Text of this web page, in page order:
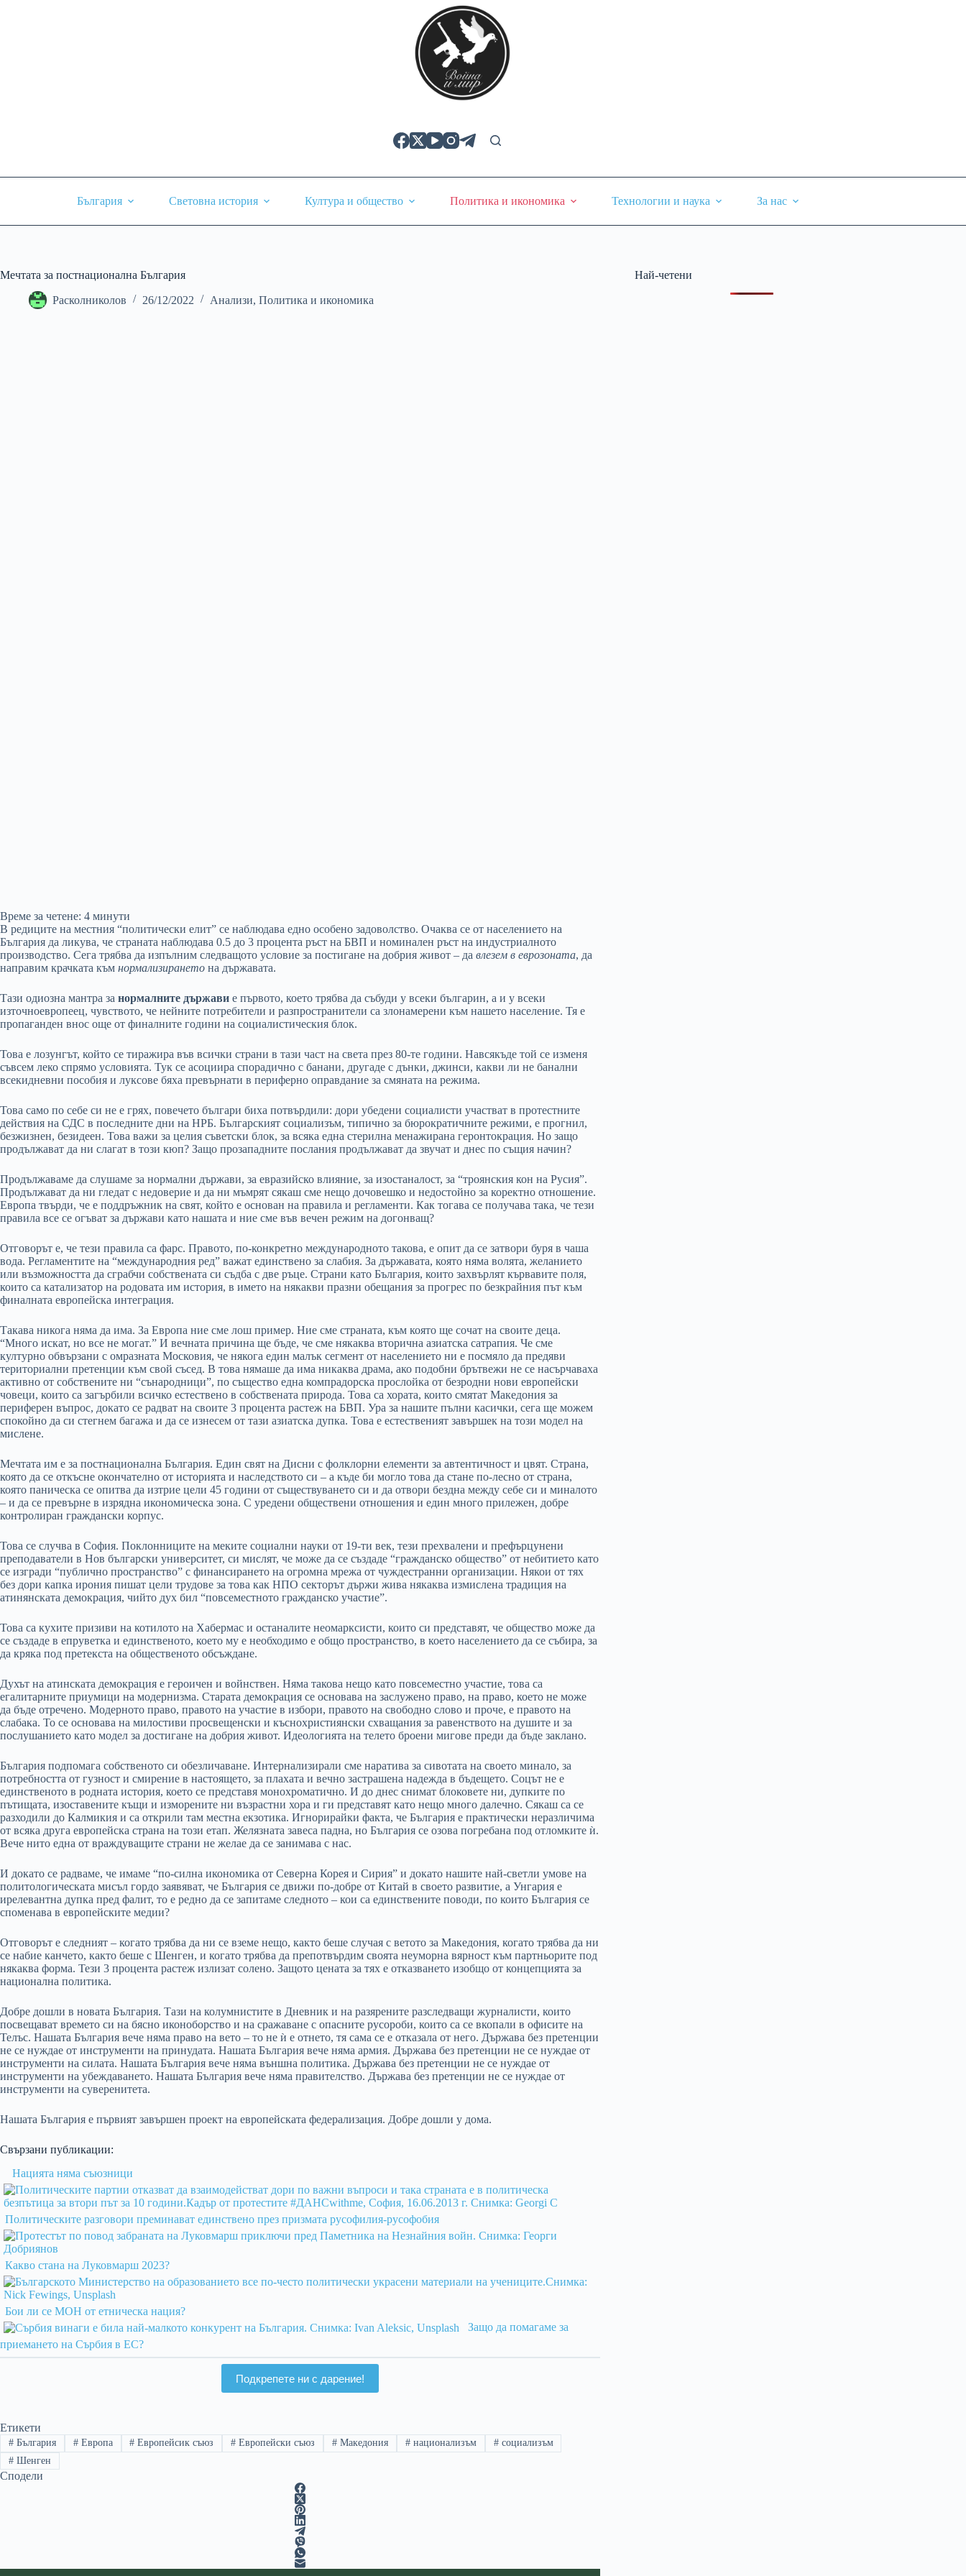
България Световна история Култура и общество Политика и икономика Технологии и наука За нас
Мечтата за постнационална България
Расколниколов 26/12/2022 Анализи, Политика и икономика
Време за четене: 4 минути
В редиците на местния “политически елит” се наблюдава едно особено задоволство. Очаква се от населението на
България да ликува, че страната наблюдава 0.5 до 3 процента ръст на БВП и номинален ръст на индустриалното
производство. Сега трябва да изпълним следващото условие за постигане на добрия живот – да влезем в еврозоната, да
направим крачката към нормализирането на държавата.
Тази одиозна мантра за нормалните държави е първото, което трябва да събуди у всеки българин, а и у всеки
източноевропеец, чувството, че нейните потребители и разпространители са злонамерени към нашето население. Тя е
пропаганден внос още от финалните години на социалистическия блок.
Това е лозунгът, който се тиражира във всички страни в тази част на света през 80-те години. Навсякъде той се изменя
съвсем леко спрямо условията. Тук се асоциира спорадично с банани, другаде с дънки, джинси, какви ли не банални
всекидневни пособия и луксове бяха превърнати в периферно оправдание за смяната на режима.
Това само по себе си не е грях, повечето българи биха потвърдили: дори убедени социалисти участват в протестните
действия на СДС в последните дни на НРБ. Българският социализъм, типично за бюрократичните режими, е прогнил,
безжизнен, безидеен. Това важи за целия съветски блок, за всяка една стерилна менажирана геронтокрация. Но защо
продължават да ни слагат в този кюп? Защо прозападните послания продължават да звучат и днес по същия начин?
Продължаваме да слушаме за нормални държави, за евразийско влияние, за изостаналост, за “троянския кон на Русия”.
Продължават да ни гледат с недоверие и да ни мъмрят сякаш сме нещо дочовешко и недостойно за коректно отношение.
Европа твърди, че е поддръжник на свят, който е основан на правила и регламенти. Как тогава се получава така, че тези
правила все се огъват за държави като нашата и ние сме във вечен режим на догонващ?
Отговорът е, че тези правила са фарс. Правото, по-конкретно международното такова, е опит да се затвори буря в чаша
вода. Регламентите на “международния ред” важат единствено за слабия. За държавата, която няма волята, желанието
или възможността да сграбчи собствената си съдба с две ръце. Страни като България, които захвърлят кървавите поля,
които са катализатор на родовата им история, в името на някакви празни обещания за прогрес по безкрайния път към
финалната европейска интеграция.
Такава никога няма да има. За Европа ние сме лош пример. Ние сме страната, към която ще сочат на своите деца.
“Много искат, но все не могат.” И вечната причина ще бъде, че сме някаква вторична азиатска сатрапия. Че сме
културно обвързани с омразната Московия, че някога един малък сегмент от населението ни е посмяло да предяви
териториални претенции към свой съсед. В това нямаше да има никаква драма, ако подобни брътвежи не се насърчаваха
активно от собствените ни “сънародници”, по същество една компрадорска прослойка от безродни нови европейски
човеци, които са загърбили всичко естествено в собствената природа. Това са хората, които смятат Македония за
периферен въпрос, докато се радват на своите 3 процента растеж на БВП. Ура за нашите пълни касички, сега ще можем
спокойно да си стегнем багажа и да се изнесем от тази азиатска дупка. Това е естественият завършек на този модел на
мислене.
Мечтата им е за постнационална България. Един свят на Дисни с фолклорни елементи за автентичност и цвят. Страна,
която да се откъсне окончателно от историята и наследството си – а къде би могло това да стане по-лесно от страна,
която паническа се опитва да изтрие цели 45 години от съществуването си и да отвори бездна между себе си и миналото
– и да се превърне в изрядна икономическа зона. С уредени обществени отношения и един много прилежен, добре
контролиран граждански корпус.
Това се случва в София. Поклонниците на меките социални науки от 19-ти век, тези прехвалени и префърцунени
преподаватели в Нов български университет, си мислят, че може да се създаде “гражданско общество” от небитието като
се изгради “публично пространство” с финансирането на огромна мрежа от чуждестранни организации. Някои от тях
без дори капка ирония пишат цели трудове за това как НПО секторът държи жива някаква измислена традиция на
атинянската демокрация, чийто дух бил “повсеместното гражданско участие”.
Това са кухите призиви на котилото на Хабермас и останалите неомарксисти, които си представят, че общество може да
се създаде в епруветка и единственото, което му е необходимо е общо пространство, в което населението да се събира, за
да кряка под претекста на общественото обсъждане.
Духът на атинската демокрация е героичен и войнствен. Няма такова нещо като повсеместно участие, това са
егалитарните приумици на модернизма. Старата демокрация се основава на заслужено право, на право, което не може
да бъде отречено. Модерното право, правото на участие в избори, правото на свободно слово и проче, е правото на
слабака. То се основава на милостиви просвещенски и къснохристиянски схващания за равенството на душите и за
послушанието като модел за достигане на добрия живот. Идеологията на телето броени мигове преди да бъде заклано.
България подпомага собственото си обезличаване. Интернализирали сме наратива за сивотата на своето минало, за
потребността от гузност и смирение в настоящето, за плахата и вечно застрашена надежда в бъдещето. Соцът не е
единственото в родната история, което се представя монохроматично. И до днес снимат блоковете ни, дупките по
пътищата, изоставените къщи и изморените ни възрастни хора и ги представят като нещо много далечно. Сякаш са се
разходили до Калмикия и са открили там местна екзотика. Игнорирайки факта, че България е практически неразличима
от всяка друга европейска страна на този етап. Желязната завеса падна, но България се озова погребана под отломките ѝ.
Вече нито една от враждуващите страни не желае да се занимава с нас.
И докато се радваме, че имаме “по-силна икономика от Северна Корея и Сирия” и докато нашите най-светли умове на
политологическата мисъл гордо заявяват, че България се движи по-добре от Китай в своето развитие, а Унгария е
ирелевантна дупка пред фалит, то е редно да се запитаме следното – кои са единствените поводи, по които България се
споменава в европейските медии?
Отговорът е следният – когато трябва да ни се вземе нещо, както беше случая с ветото за Македония, когато трябва да ни
се набие канчето, както беше с Шенген, и когато трябва да препотвърдим своята неуморна вярност към партньорите под
някаква форма. Тези 3 процента растеж излизат солено. Защото цената за тях е отказването изобщо от концепцията за
национална политика.
Добре дошли в новата България. Тази на колумнистите в Дневник и на разярените разследващи журналисти, които
посвещават времето си на бясно иконоборство и на сражаване с опасните русороби, които са се вкопали в офисите на
Телъс. Нашата България вече няма право на вето – то не ѝ е отнето, тя сама се е отказала от него. Държава без претенции
не се нуждае от инструменти на принудата. Нашата България вече няма армия. Държава без претенции не се нуждае от
инструменти на силата. Нашата България вече няма външна политика. Държава без претенции не се нуждае от
инструменти на убеждаването. Нашата България вече няма правителство. Държава без претенции не се нуждае от
инструменти на суверенитета.
Нашата България е първият завършен проект на европейската федерализация. Добре дошли у дома.
Свързани публикации:
Нацията няма съюзници
Политическите разговори преминават единствено през призмата русофилия-русофобия
Какво стана на Луковмарш 2023?
Бои ли се МОН от етническа нация?
Защо да помагаме за
приемането на Сърбия в ЕС?
Подкрепете ни с дарение!
Етикети
#България #Европа # Европейсик съюз # Европейски съюз # Македония #национализъм #социализъм
#Шенген
Сподели
Най-четени